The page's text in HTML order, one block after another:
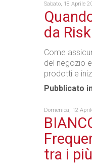
Sabato, 18 Aprile
da
Come
del negozio
prodotti e
Pubblicato
Domenica, 12
tra i